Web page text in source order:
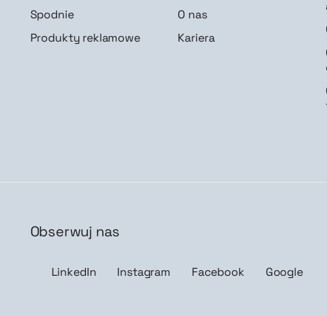
Spodnie
Produkty reklamowe
O nas
Kariera
Zapisz mnie
Obserwuj nas
LinkedIn Instagram Facebook Google